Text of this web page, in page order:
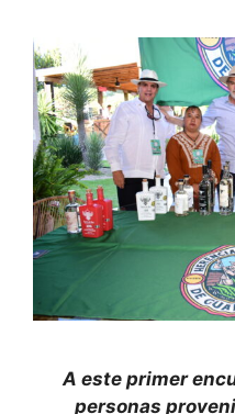
A este primer
personas